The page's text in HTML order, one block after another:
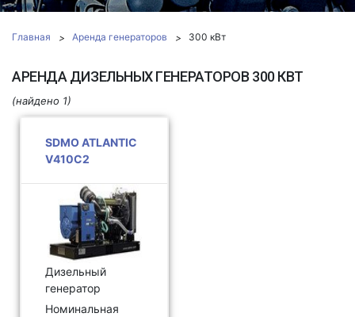
Главная Аренда генераторов 300 кВт
АРЕНДА ДИЗЕЛЬНЫХ ГЕНЕРАТОРОВ 300 КВТ
(найдено 1)
SDMO ATLANTIC
V410C2
Дизельный
генератор
Номинальная